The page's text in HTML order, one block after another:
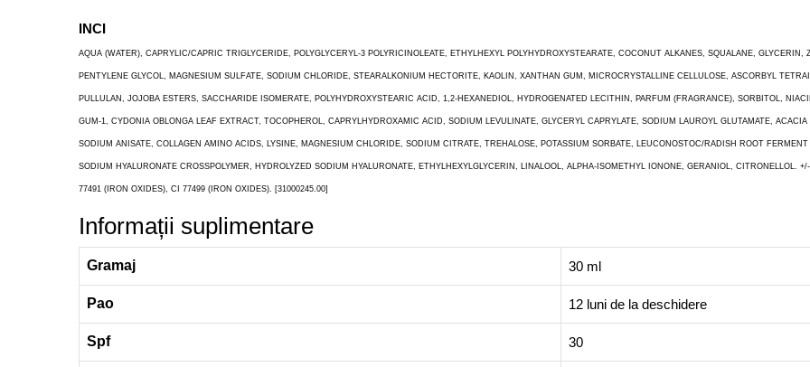
INCI
AQUA (WATER), CAPRYLIC/CAPRIC TRIGLYCERIDE, POLYGLYCERYL-3 POLYRICINOLEATE, ETHYLHEXYL POLYHYDROXYSTEARATE, COCONUT ALKANES, SQUALANE,
PENTYLENE GLYCOL, MAGNESIUM SULFATE, SODIUM CHLORIDE, STEARALKONIUM HECTORITE, KAOLIN, XANTHAN GUM, MICROCRYSTALLINE CELLULOSE, ASCORBYL
PULLULAN, JOJOBA ESTERS, SACCHARIDE ISOMERATE, POLYHYDROXYSTEARIC ACID, 1,2-HEXANEDIOL, HYDROGENATED LECITHIN, PARFUM (FRAGRANCE), SORBITOL,
GUM-1, CYDONIA OBLONGA LEAF EXTRACT, TOCOPHEROL, CAPRYLHYDROXAMIC ACID, SODIUM LEVULINATE, GLYCERYL CAPRYLATE, SODIUM LAUROYL GLUTAMATE,
SODIUM ANISATE, COLLAGEN AMINO ACIDS, LYSINE, MAGNESIUM CHLORIDE, SODIUM CITRATE, TREHALOSE, POTASSIUM SORBATE, LEUCONOSTOC/RADISH ROOT
SODIUM HYALURONATE CROSSPOLYMER, HYDROLYZED SODIUM HYALURONATE, ETHYLHEXYLGLYCERIN, LINALOOL, ALPHA-ISOMETHYL IONONE, GERANIOL, CITRONELLOL.
77491 (IRON OXIDES), CI 77499 (IRON OXIDES). [31000245.00]
Informații suplimentare
Gramaj 30 ml
Pao 12 luni de la deschidere
Spf 30